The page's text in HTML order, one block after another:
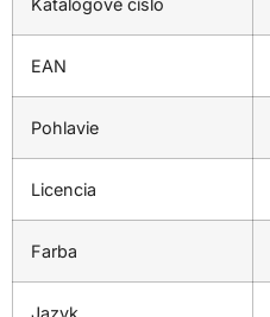
Katalógové číslo
EAN
Pohlavie
Licencia
Farba